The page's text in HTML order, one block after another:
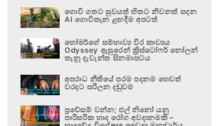
ගොවි ගතට සුවයත් හිතට නිවනත් සදන
AI ගොවිතැන ළඟදීම අපටත්
හෝමර්ගේ සම්භාව්‍ය වීර කාව්‍යය
Odyssey ඇසුරෙන් ක්‍රිස්ටෝෆර් නෝලන්
තැනූ දැවැන්ත සිනමාපටය
අපරාධ නීතියේ පරම පදනම හෙවත්
වරදට සරිලන දඬුවම
ප්‍රවේසම් වන්න; එල් නිනෝ යනු
පාරිසරික හෘද රෝග අවදානමකි –